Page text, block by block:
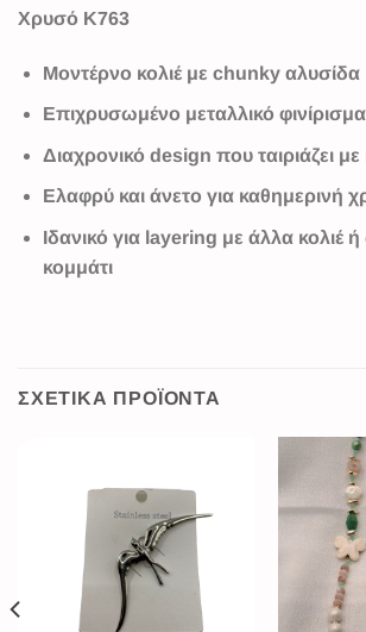
Χρυσό K763
Μοντέρνο κολιέ με chunky αλυσίδα
Επιχρυσωμένο μεταλλικό φινίρισμα
Διαχρονικό design που ταιριάζει
Ελαφρύ και άνετο για καθημερινή
Ιδανικό για layering με άλλα κολιέ
κομμάτι
ΣΧΕΤΙΚΆ ΠΡΟΪΌΝΤΑ